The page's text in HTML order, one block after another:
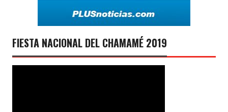
FIESTA NACIONAL DEL CHAMAMÉ 2019